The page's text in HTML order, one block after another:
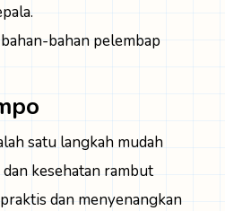
bahan pelembap
satu langkah mudah
kesehatan rambut
dan menyenangkan